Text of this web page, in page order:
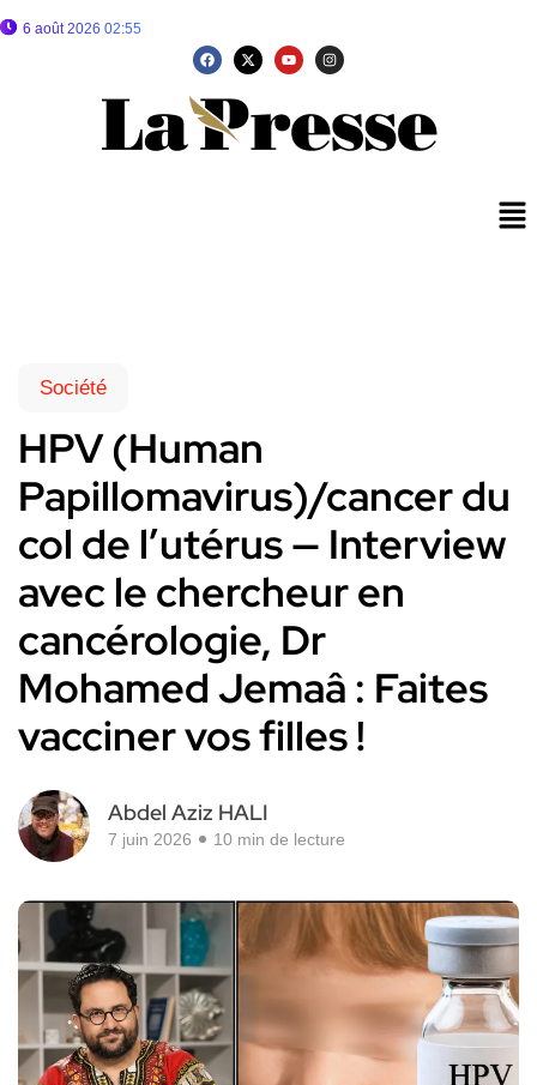
6 août 2026 02:55
Société
HPV (Human
Papillomavirus)/cancer du
col de l’utérus — Interview
avec le chercheur en
cancérologie, Dr
Mohamed Jemaâ : Faites
vacciner vos filles !
Abdel Aziz HALI
7 juin 2026 10 min de lecture